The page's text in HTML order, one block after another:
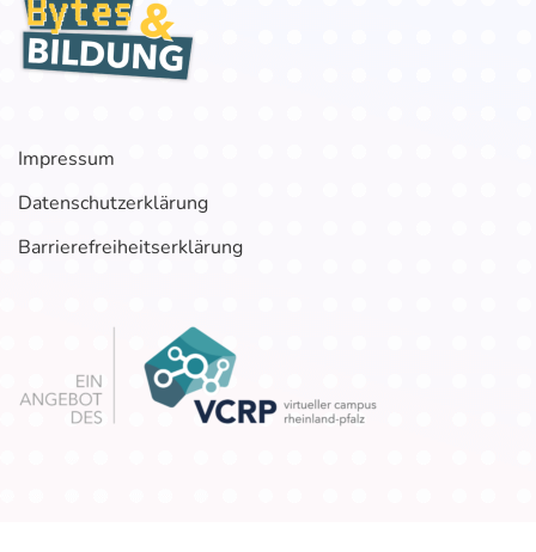
Impressum
Datenschutzerklärung
Barrierefreiheitserklärung